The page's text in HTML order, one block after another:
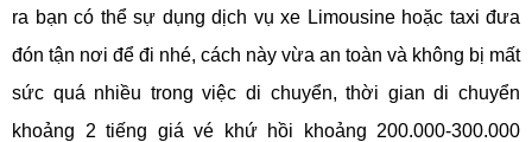
ra bạn có thể sự dụng dịch vụ xe Limousine hoặc taxi đưa
đón tận nơi để đi nhé, cách này vừa an toàn và không bị mất
sức quá nhiều trong việc di chuyển, thời gian di chuyển
khoảng 2 tiếng giá vé khứ hồi khoảng 200.000-300.000